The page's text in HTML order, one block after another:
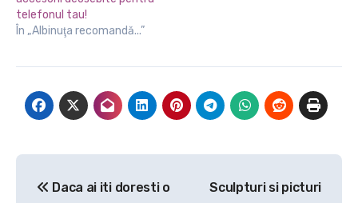
telefonul tau!
În „Albinuţa recomandă...”
Daca ai iti doresti o
Sculpturi si picturi